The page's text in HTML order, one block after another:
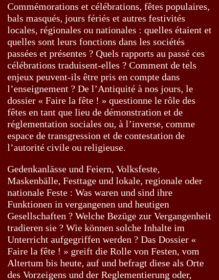
Commémorations et célébrations, fêtes populaires,
bals masqués, jours fériés et autres festivités
locales, régionales ou nationales : quelles étaient et
quelles sont leurs fonctions dans les sociétés
passées et présentes ? Quels rapports au passé ces
célébrations traduisent-elles ? Comment de tels
enjeux peuvent-ils être pris en compte dans
l’enseignement ? De l’Antiquité à nos jours, le
dossier « Faire la fête ! » questionne le rôle des
fêtes en tant que lieu de démonstration et de
réglementation sociales ou, à l’inverse, comme
espace de transgression et de contestation de
l’autorité civile ou religieuse.
Gedenkanlässe und Feiern, Volksfeste,
Maskenbälle, Festtage und lokale, regionale oder
nationale Feste : Was waren und sind ihre
Funktionen in vergangenen und heutigen
Gesellschaften ? Welche Bezüge zur Vergangenheit
tradieren sie ? Wie können solche Inhalte im
Unterricht aufgegriffen werden ? Das Dossier «
Faire la fête ! » greift die Rolle von Festen, vom
Altertum bis heute, auf und befragt diese als Orte
des Vorzeigens und der Reglementierung oder,